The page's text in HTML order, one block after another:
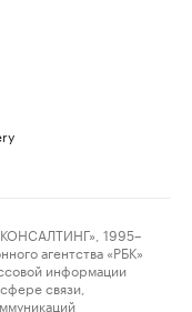
1995–
агентства «РБК»
информации
связи,